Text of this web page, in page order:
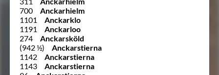
700
Anckarhielm
1101
Anckarklo
1191
Anckarloo
274
Anckarsköld
(942 ½)
Anckarstierna
1142
Anckarstierna
1143
Anckarstierna